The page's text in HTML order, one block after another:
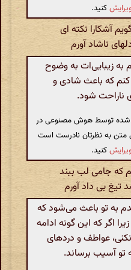
کنید.
آشکارا نکته ای
ناشاد آورم
زیبایی‌ات به وضوح
کنم که باعث شادی و
ناراحت شود.
شده توسط هوش مصنوعی در
متن به نظرتان نادرست است
کنید.
که جامی لب ببند
تیغ بی داد آورم
تو باعث می‌شود که
اگر که این گونه ادامه
عواطف و دردهای
تو آسیب برساند.